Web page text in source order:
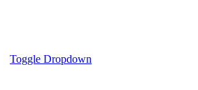
Toggle Dropdown